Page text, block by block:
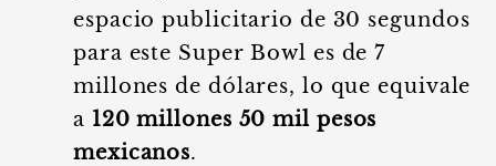
espacio publicitario de 30 segundos
para este Super Bowl es de 7
millones de dólares, lo que equivale
a 120 millones 50 mil pesos
mexicanos.